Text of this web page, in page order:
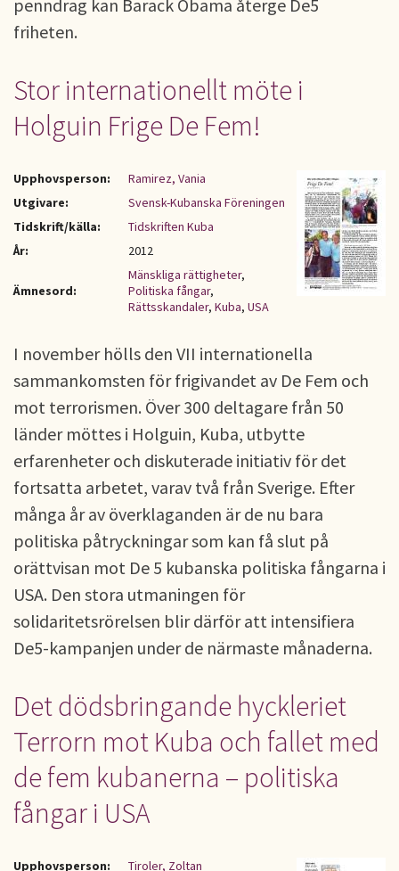
penndrag kan Barack Obama återge De5
friheten.
Stor internationellt möte i
Holguin Frige De Fem!
Upphovsperson:
Ramirez, Vania
Utgivare:
Svensk-Kubanska Föreningen
Tidskrift/källa:
Tidskriften Kuba
År:
2012
Ämnesord:
Mänskliga rättigheter,
Politiska fångar,
Rättsskandaler, Kuba, USA
I november hölls den VII internationella
sammankomsten för frigivandet av De Fem och
mot terrorismen. Över 300 deltagare från 50
länder möttes i Holguin, Kuba, utbytte
erfarenheter och diskuterade initiativ för det
fortsatta arbetet, varav två från Sverige. Efter
många år av överklaganden är de nu bara
politiska påtryckningar som kan få slut på
orättvisan mot De 5 kubanska politiska fångarna i
USA. Den stora utmaningen för
solidaritetsrörelsen blir därför att intensifiera
De5-kampanjen under de närmaste månaderna.
Det dödsbringande hyckleriet
Terrorn mot Kuba och fallet med
de fem kubanerna – politiska
fångar i USA
Upphovsperson:
Tiroler, Zoltan